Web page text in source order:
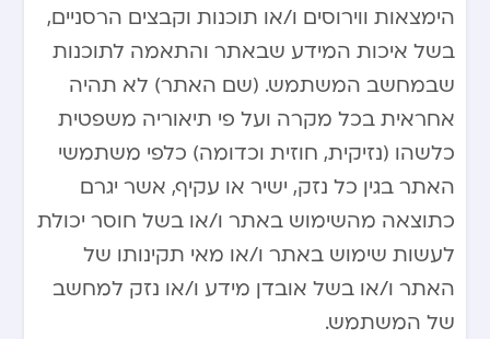
הימצאות ווירוסים ו/או תוכנות וקבצים הרסניים,
בשל איכות המידע שבאתר והתאמה לתוכנות
שבמחשב המשתמש. (שם האתר) לא תהיה
אחראית בכל מקרה ועל פי תיאוריה משפטית
כלשהו (נזיקית, חוזית וכדומה) כלפי משתמשי
האתר בגין כל נזק, ישיר או עקיף, אשר יגרם
כתוצאה מהשימוש באתר ו/או בשל חוסר יכולת
לעשות שימוש באתר ו/או מאי תקינותו של
האתר ו/או בשל אובדן מידע ו/או נזק למחשב
של המשתמש.